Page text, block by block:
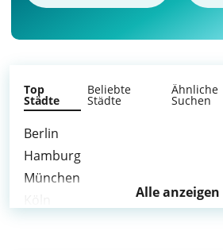
Top
Städte
Beliebte
Städte
Ähnliche
Suchen
Berlin
Hamburg
München
Alle anzeigen